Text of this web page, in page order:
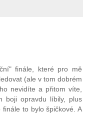
finále, které pro mě
(ale v tom dobrém
nevidíte a přitom víte,
boji opravdu líbily, plus
to bylo špičkové. A